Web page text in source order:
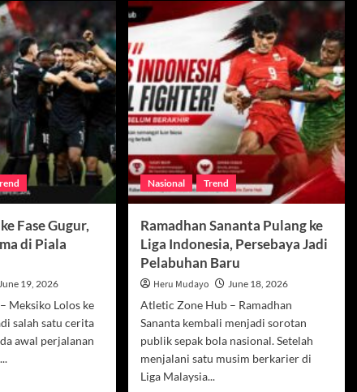
Fase Gugur,
di Piala
June 19, 2026
Meksiko Lolos ke
salah satu cerita
awal perjalanan
Nasional Trend
Ramadhan Sananta Pulang ke
Liga Indonesia, Persebaya Jadi
Pelabuhan Baru
Heru Mudayo June 18, 2026
Atletic Zone Hub – Ramadhan
Sananta kembali menjadi sorotan
publik sepak bola nasional. Setelah
menjalani satu musim berkarier di
Liga Malaysia...